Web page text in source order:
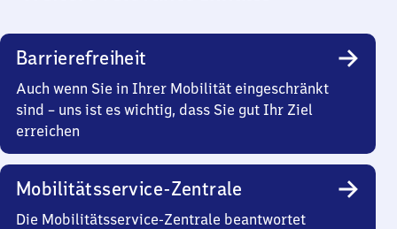
Barrierefreiheit
Auch wenn Sie in Ihrer Mobilität eingeschränkt
sind – uns ist es wichtig, dass Sie gut Ihr Ziel
erreichen
Mobilitätsservice-Zentrale
Die Mobilitätsservice-Zentrale beantwortet